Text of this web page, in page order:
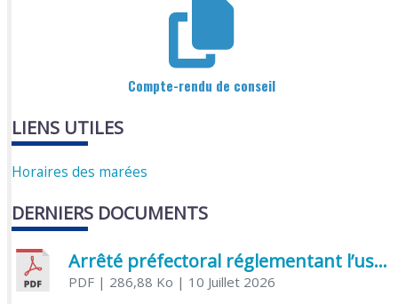
Compte-rendu de conseil
LIENS UTILES
Horaires des marées
DERNIERS DOCUMENTS
Arrêté préfectoral réglementant l’usage de l’eau
PDF| 286,88 Ko | 10 Juillet 2026